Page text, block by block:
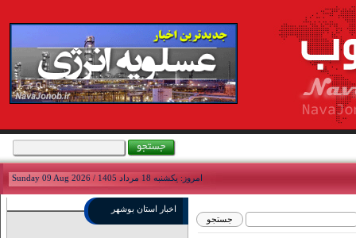
امروز: يکشنبه 18 مرداد 1405 / Sunday 09 Aug 2026
اخبار استان بوشهر